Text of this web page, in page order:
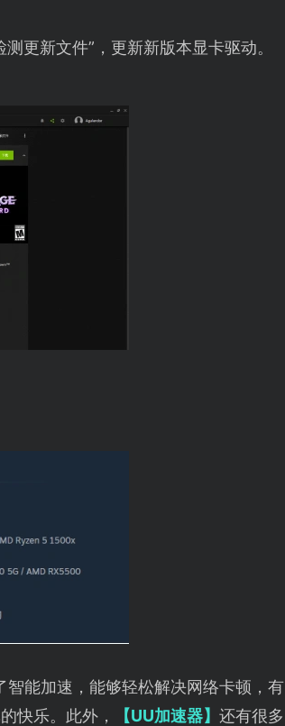
更新文件”，更新新版本显卡驱动。
能加速，能够轻松解决网络卡顿，有
快乐。此外，
【UU加速器】 还有很多